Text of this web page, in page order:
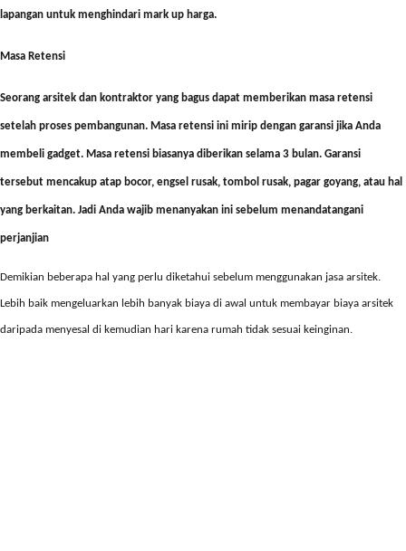
lapangan untuk menghindari mark up harga.
Masa Retensi
Seorang arsitek dan kontraktor yang bagus dapat memberikan masa retensi
setelah proses pembangunan. Masa retensi ini mirip dengan garansi jika Anda
membeli gadget. Masa retensi biasanya diberikan selama 3 bulan. Garansi
tersebut mencakup atap bocor, engsel rusak, tombol rusak, pagar goyang, atau hal
yang berkaitan. Jadi Anda wajib menanyakan ini sebelum menandatangani
perjanjian
Demikian beberapa hal yang perlu diketahui sebelum menggunakan jasa arsitek.
Lebih baik mengeluarkan lebih banyak biaya di awal untuk membayar biaya arsitek
daripada menyesal di kemudian hari karena rumah tidak sesuai keinginan.